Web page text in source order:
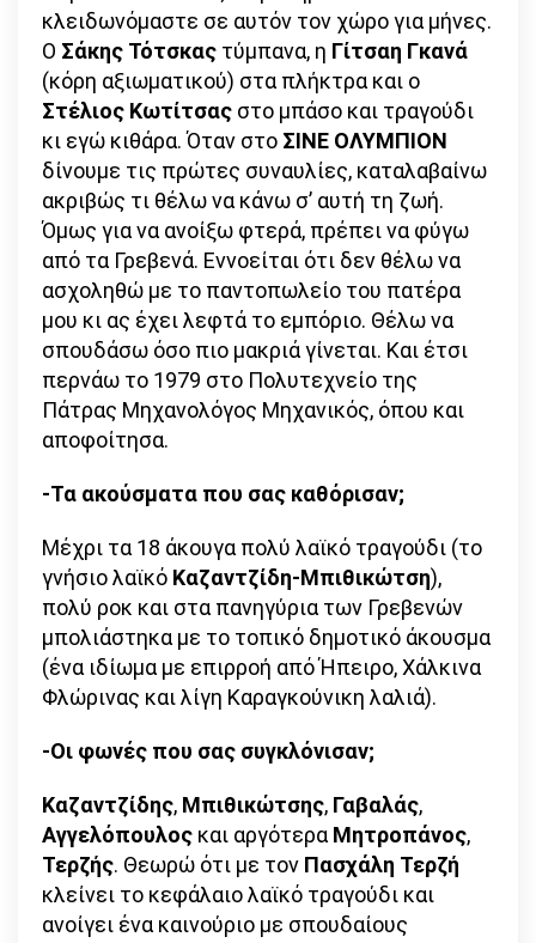
κλειδωνόμαστε σε αυτόν τον χώρο για μήνες.
Ο Σάκης Τότσκας τύμπανα, η Γίτσαη Γκανά
(κόρη αξιωματικού) στα πλήκτρα και ο
Στέλιος Κωτίτσας στο μπάσο και τραγούδι
κι εγώ κιθάρα. Όταν στο ΣΙΝΕ ΟΛΥΜΠΙΟΝ
δίνουμε τις πρώτες συναυλίες, καταλαβαίνω
ακριβώς τι θέλω να κάνω σ’ αυτή τη ζωή.
Όμως για να ανοίξω φτερά, πρέπει να φύγω
από τα Γρεβενά. Εννοείται ότι δεν θέλω να
ασχοληθώ με το παντοπωλείο του πατέρα
μου κι ας έχει λεφτά το εμπόριο. Θέλω να
σπουδάσω όσο πιο μακριά γίνεται. Και έτσι
περνάω το 1979 στο Πολυτεχνείο της
Πάτρας Μηχανολόγος Μηχανικός, όπου και
αποφοίτησα.
-Τα ακούσματα που σας καθόρισαν;
Μέχρι τα 18 άκουγα πολύ λαϊκό τραγούδι (το
γνήσιο λαϊκό Καζαντζίδη-Μπιθικώτση),
πολύ ροκ και στα πανηγύρια των Γρεβενών
μπολιάστηκα με το τοπικό δημοτικό άκουσμα
(ένα ιδίωμα με επιρροή από Ήπειρο, Χάλκινα
Φλώρινας και λίγη Καραγκούνικη λαλιά).
-Οι φωνές που σας συγκλόνισαν;
Καζαντζίδης, Μπιθικώτσης, Γαβαλάς,
Αγγελόπουλος και αργότερα Μητροπάνος,
Τερζής. Θεωρώ ότι με τον Πασχάλη Τερζή
κλείνει το κεφάλαιο λαϊκό τραγούδι και
ανοίγει ένα καινούριο με σπουδαίους